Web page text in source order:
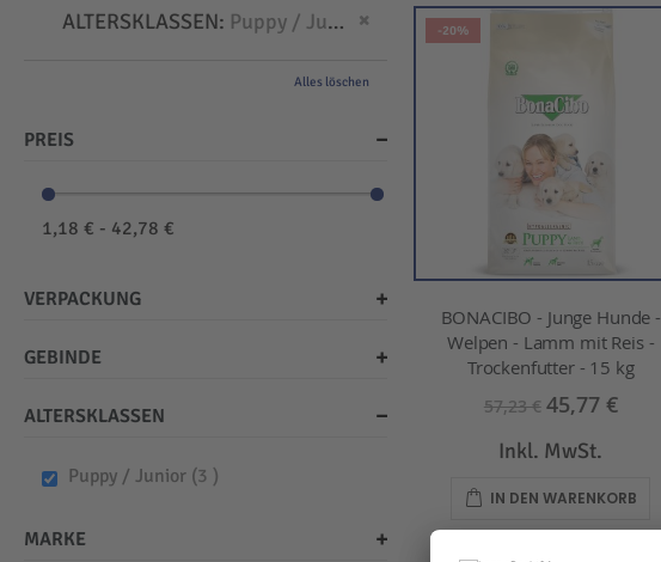
-20%
BONACIBO - Junge Hunde -
Welpen - Lamm mit Reis -
Trockenfutter - 15 kg
57,23 € 45,77 €
Inkl. MwSt.
IN DEN WARENKORB
ALTERSKLASSEN Puppy / Junior Dies entfernen
Alles löschen
PREIS
1,18 € - 42,78 €
VERPACKUNG
GEBINDE
ALTERSKLASSEN
Puppy / Junior 3 items
MARKE